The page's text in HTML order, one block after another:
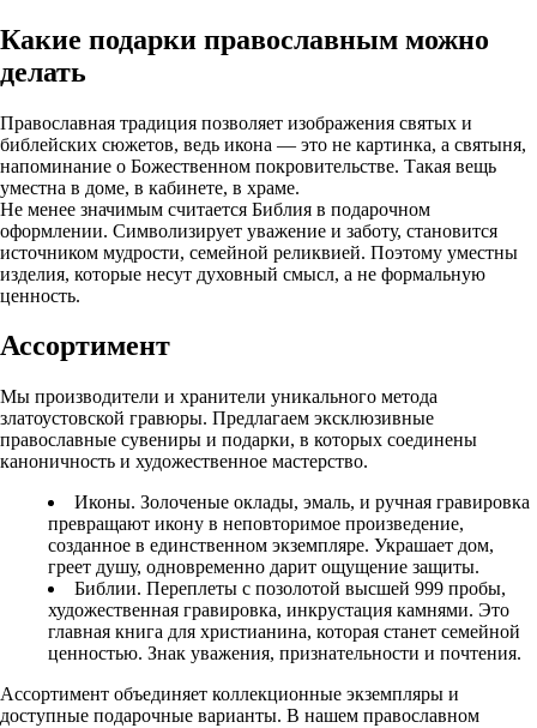
Какие подарки православным можно
делать
Православная традиция позволяет изображения святых и
библейских сюжетов, ведь икона — это не картинка, а святыня,
напоминание о Божественном покровительстве. Такая вещь
уместна в доме, в кабинете, в храме.
Не менее значимым считается Библия в подарочном
оформлении. Символизирует уважение и заботу, становится
источником мудрости, семейной реликвией. Поэтому уместны
изделия, которые несут духовный смысл, а не формальную
ценность.
Ассортимент
Мы производители и хранители уникального метода
златоустовской гравюры. Предлагаем эксклюзивные
православные сувениры и подарки, в которых соединены
каноничность и художественное мастерство.
Иконы. Золоченые оклады, эмаль, и ручная гравировка
превращают икону в неповторимое произведение,
созданное в единственном экземпляре. Украшает дом,
греет душу, одновременно дарит ощущение защиты.
Библии. Переплеты с позолотой высшей 999 пробы,
художественная гравировка, инкрустация камнями. Это
главная книга для христианина, которая станет семейной
ценностью. Знак уважения, признательности и почтения.
Ассортимент объединяет коллекционные экземпляры и
доступные подарочные варианты. В нашем православном